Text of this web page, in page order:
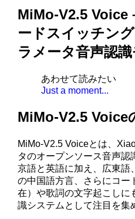
MiMo-V2.5 Voice
ードスイッチン
ラメータ音声認
あわせて読みたい
Just a moment...
MiMo-V2.5 Voice
MiMo-V2.5 Voiceとは、
タのオープンソース音声
京語と英語に加え、広東語
の中国語方言、さらにコー
在）や歌詞の文字起こしに
識システムとして注目を集